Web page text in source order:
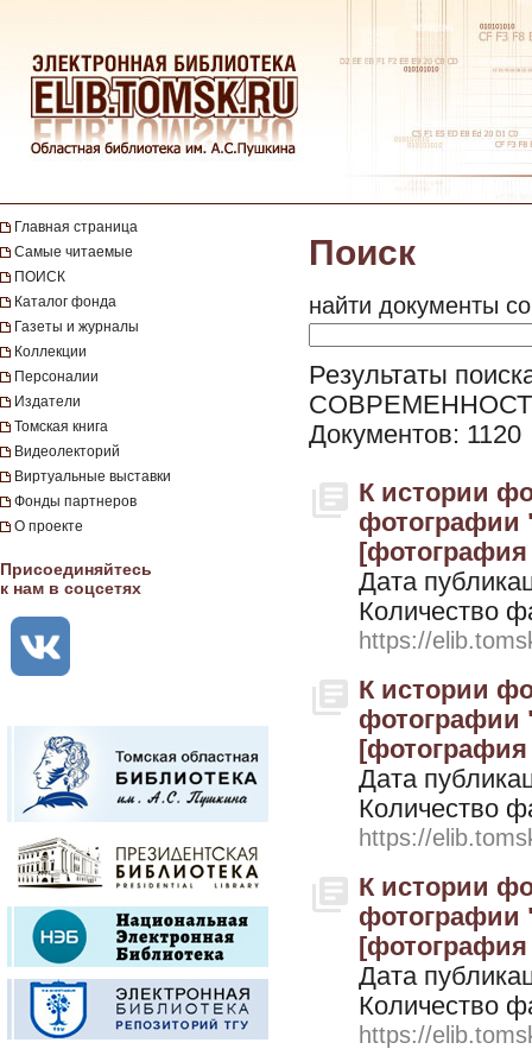
Главная страница
Самые читаемые
ПОИСК
Каталог фонда
Газеты и журналы
Коллекции
Персоналии
Издатели
Томская книга
Видеолекторий
Виртуальные выставки
Фонды партнеров
О проекте
Присоединяйтесь
к нам в соцсетях
Поиск
найти документы
Результаты
Документов: 1120
К истории
фотографии
[фотография
Дата
Количество
https://
К истории
фотографии
[фотография
Дата
Количество
https://
К истории
фотографии
[фотография
Дата
Количество
https://